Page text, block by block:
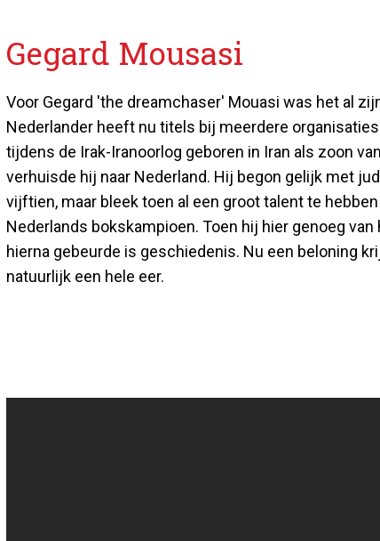
Gegard Mousasi
Voor Gegard 'the dreamchaser' Mouasi was het al
Nederlander heeft nu titels bij meerdere
tijdens de Irak-Iranoorlog geboren in Iran als zoon
verhuisde hij naar Nederland. Hij begon gelijk met
vijftien, maar bleek toen al een groot talent te
Nederlands bokskampioen. Toen hij hier genoeg
hierna gebeurde is geschiedenis. Nu een beloning
natuurlijk een hele eer.